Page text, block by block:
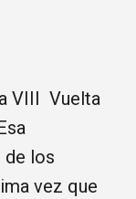
VIII Vuelta
de los
vez que